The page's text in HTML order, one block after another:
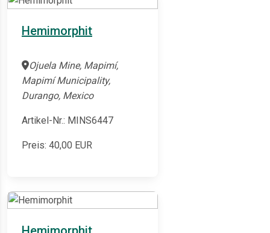
Hemimorphit
Ojuela Mine, Mapimí,
Mapimí Municipality,
Durango, Mexico
Artikel-Nr.: MINS6447
Preis: 40,00 EUR